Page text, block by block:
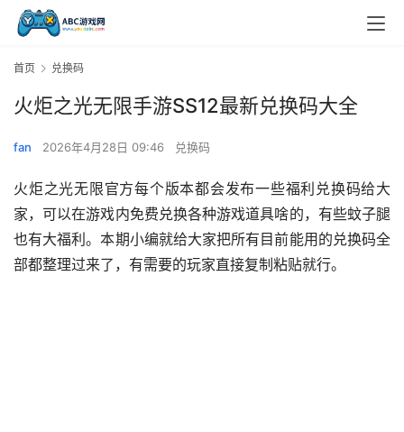
首页 兑换码
火炬之光无限手游SS12最新兑换码大全
fan 2026年4月28日 09:46 兑换码
火炬之光无限官方每个版本都会发布一些福利兑换码给大
家，可以在游戏内免费兑换各种游戏道具啥的，有些蚊子腿
也有大福利。本期小编就给大家把所有目前能用的兑换码全
部都整理过来了，有需要的玩家直接复制粘贴就行。